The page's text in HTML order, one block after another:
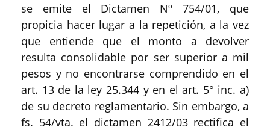
se emite el Dictamen Nº 754/01, que
propicia hacer lugar a la repetición, a la vez
que entiende que el monto a devolver
resulta consolidable por ser superior a mil
pesos y no encontrarse comprendido en el
art. 13 de la ley 25.344 y en el art. 5° inc. a)
de su decreto reglamentario. Sin embargo, a
fs. 54/vta. el dictamen 2412/03 rectifica el